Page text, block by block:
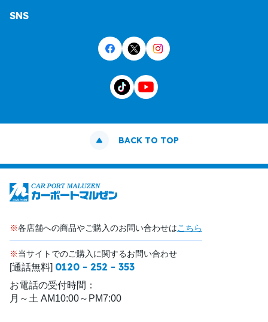
SNS
BACK TO TOP
※各店舗への商品やご購入のお問い合わせはこちら
※当サイトでのご購入に関するお問い合わせ
[通話無料] 0120 - 252 - 353
お電話の受付時間：
月～土 AM10:00～PM7:00